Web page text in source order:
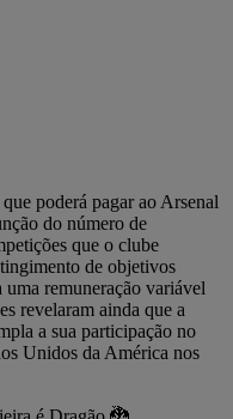
poderá pagar ao Arsenal
do número de
que o clube
de objetivos
remuneração variável
revelaram ainda que a
a sua participação no
Unidos da América nos